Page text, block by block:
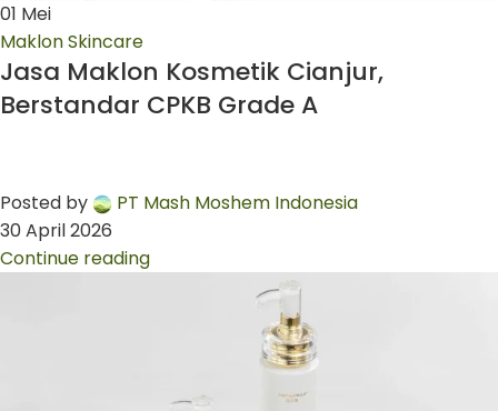
01 Mei
Maklon Skincare
Jasa Maklon Kosmetik Cianjur,
Berstandar CPKB Grade A
Posted by
PT Mash Moshem Indonesia
30 April 2026
Continue reading